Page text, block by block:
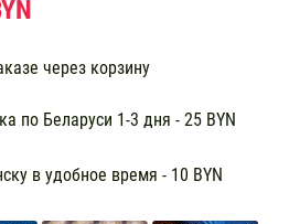
через корзину
по Беларуси 1-3 дня - 25 BYN
в удобное время - 10 BYN